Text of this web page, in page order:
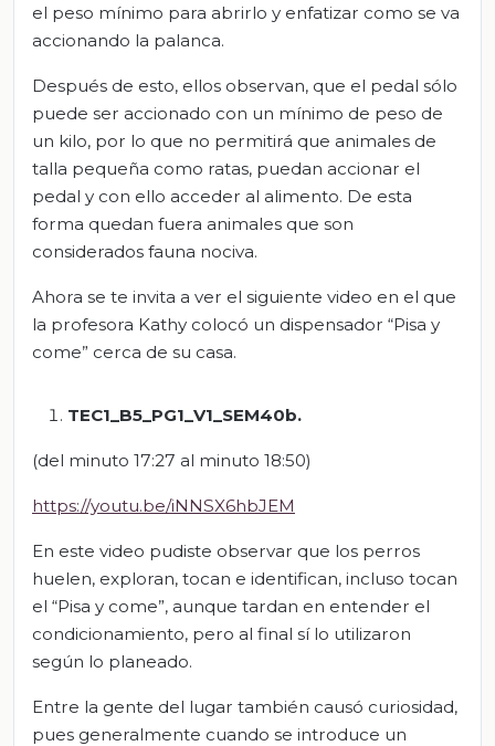
el peso mínimo para abrirlo y enfatizar como se va
accionando la palanca.
Después de esto, ellos observan, que el pedal sólo
puede ser accionado con un mínimo de peso de
un kilo, por lo que no permitirá que animales de
talla pequeña como ratas, puedan accionar el
pedal y con ello acceder al alimento. De esta
forma quedan fuera animales que son
considerados fauna nociva.
Ahora se te invita a ver el siguiente video en el que
la profesora Kathy colocó un dispensador “Pisa y
come” cerca de su casa.
TEC1_B5_PG1_V1_SEM40b.
(del minuto 17:27 al minuto 18:50)
https://youtu.be/iNNSX6hbJEM
En este video pudiste observar que los perros
huelen, exploran, tocan e identifican, incluso tocan
el “Pisa y come”, aunque tardan en entender el
condicionamiento, pero al final sí lo utilizaron
según lo planeado.
Entre la gente del lugar también causó curiosidad,
pues generalmente cuando se introduce un